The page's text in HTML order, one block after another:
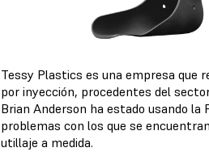
Tessy Plastics es una empresa que
por inyección, procedentes del
Brian Anderson ha estado usando
problemas con los que se
utillaje a medida.